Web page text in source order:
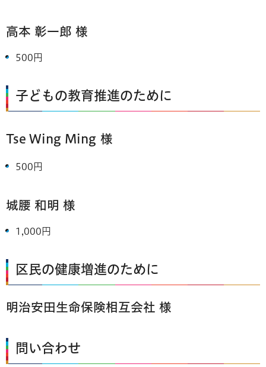
高本 彰一郎 様
500円
子どもの教育推進のために
Tse Wing Ming 様
500円
城腰 和明 様
1,000円
区民の健康増進のために
明治安田生命保険相互会社 様
問い合わせ